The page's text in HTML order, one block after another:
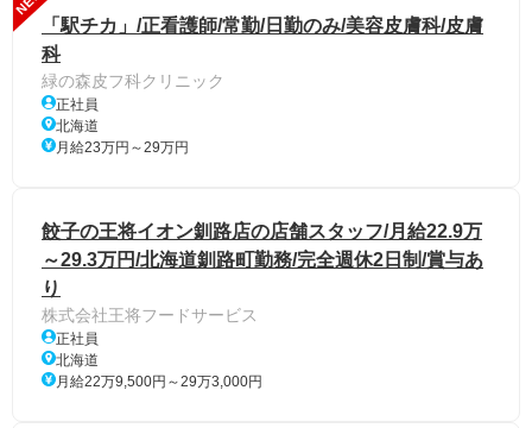
「駅チカ」/正看護師/常勤/日勤のみ/美容皮膚科/皮膚
科
緑の森皮フ科クリニック
正社員
北海道
月給23万円～29万円
餃子の王将イオン釧路店の店舗スタッフ/月給22.9万
～29.3万円/北海道釧路町勤務/完全週休2日制/賞与あ
り
株式会社王将フードサービス
正社員
北海道
月給22万9,500円～29万3,000円